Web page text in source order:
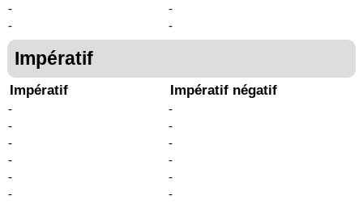
-
-
-
-
Impératif
Impératif
-
-
-
-
-
-
Impératif négatif
-
-
-
-
-
-